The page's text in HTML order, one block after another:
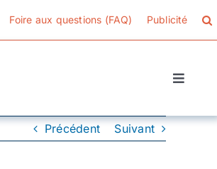
Foire aux questions (FAQ) Publicité
Toggle
Précédent Suivant